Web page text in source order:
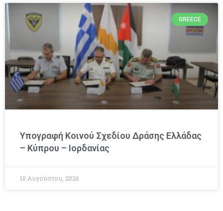
GREECE
Υπογραφή Κοινού Σχεδίου Δράσης Ελλάδας
– Κύπρου – Ιορδανίας
10 Αυγούστου, 2026